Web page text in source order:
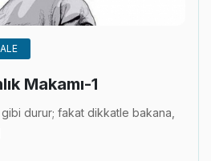
Makamı-1
durur; fakat dikkatle bakana,